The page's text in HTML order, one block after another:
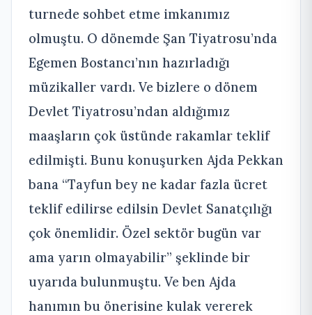
turnede sohbet etme imkanımız
olmuştu. O dönemde Şan Tiyatrosu’nda
Egemen Bostancı’nın hazırladığı
müzikaller vardı. Ve bizlere o dönem
Devlet Tiyatrosu’ndan aldığımız
maaşların çok üstünde rakamlar teklif
edilmişti. Bunu konuşurken Ajda Pekkan
bana “Tayfun bey ne kadar fazla ücret
teklif edilirse edilsin Devlet Sanatçılığı
çok önemlidir. Özel sektör bugün var
ama yarın olmayabilir” şeklinde bir
uyarıda bulunmuştu. Ve ben Ajda
hanımın bu önerisine kulak vererek